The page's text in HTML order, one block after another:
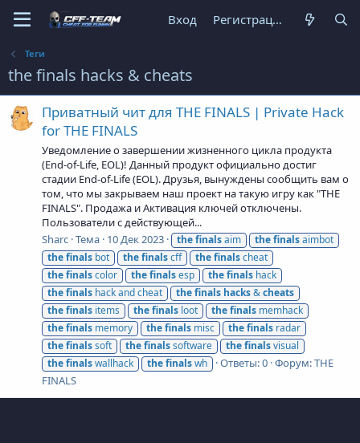
Вход Регистрация
Теги
the finals hacks & cheats
Приватный чит для THE FINALS | Private Hack
for THE FINALS
Уведомление о завершении жизненного цикла продукта
(End-of-Life, EOL)! Данный продукт официально достиг
стадии End-of-Life (EOL). Друзья, вынуждены сообщить вам о
том, что мы закрываем наш проект на такую игру как "THE
FINALS". Продажа и Активация ключей отключены.
Пользователи с действующей...
Sharc Тема 10 Дек 2023 thefinalsaim thefinalsaimbot
thefinals bot thefinalscff thefinalscheat
thefinalscolor thefinalsesp thefinals hack
thefinals hack and cheat thefinals hacks&cheats
thefinals items thefinals loot thefinals memhack
thefinals memory thefinals misc thefinals radar
thefinalssoft thefinalssoftware thefinalsvisual
thefinalswallhack thefinalswh Ответы: 0 Форум:THE
FINALS